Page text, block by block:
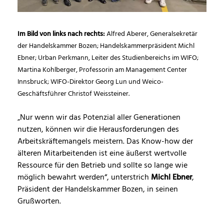
Im Bild von links nach rechts:Alfred Aberer, Generalsekretär
der Handelskammer Bozen; Handelskammerpräsident Michl
Ebner; Urban Perkmann, Leiter des Studienbereichs im WIFO;
Martina Kohlberger, Professorin am Management Center
Innsbruck; WIFO-Direktor Georg Lun und Weico-
Geschäftsführer Christof Weissteiner.
„Nur wenn wir das Potenzial aller Generationen
nutzen, können wir die Herausforderungen des
Arbeitskräftemangels meistern. Das Know-how der
älteren Mitarbeitenden ist eine äußerst wertvolle
Ressource für den Betrieb und sollte so lange wie
möglich bewahrt werden“, unterstrich Michl Ebner,
Präsident der Handelskammer Bozen, in seinen
Grußworten.